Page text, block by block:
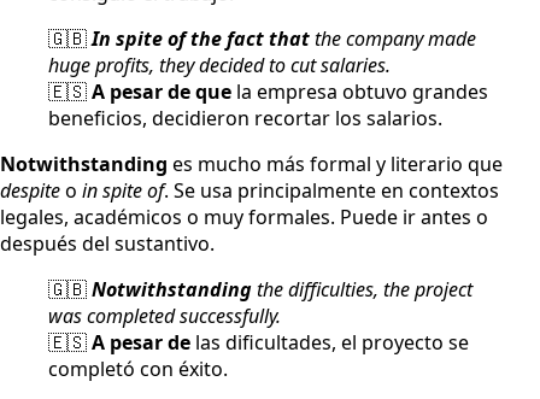
🇬🇧In spite of the fact thatthe company made
huge profits, they decided to cut salaries.
🇪🇸A pesar de que la empresa obtuvo grandes
beneficios, decidieron recortar los salarios.
Notwithstanding es mucho más formal y literario que
despiteo in spite of. Se usa principalmente en contextos
legales, académicos o muy formales. Puede ir antes o
después del sustantivo.
🇬🇧Notwithstandingthe difficulties, the project
was completed successfully.
🇪🇸A pesar de las dificultades, el proyecto se
completó con éxito.